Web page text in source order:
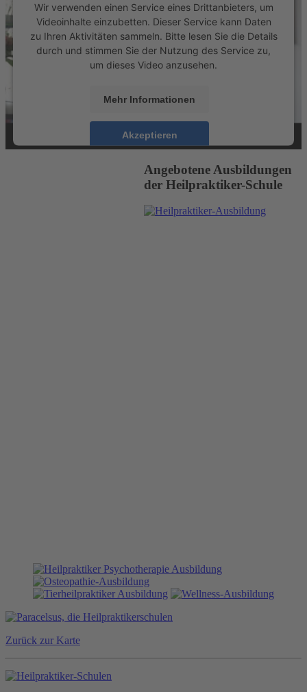
Wir verwenden einen Service eines Drittanbieters, um
Videoinhalte einzubetten. Dieser Service kann Daten
zu Ihren Aktivitäten sammeln. Bitte lesen Sie die Details
durch und stimmen Sie der Nutzung des Service zu,
um dieses Video anzusehen.
Mehr Informationen
Akzeptieren
Platform&eRecht24
Angebotene Ausbildungen
der Heilpraktiker-Schule
Zurück zur Karte